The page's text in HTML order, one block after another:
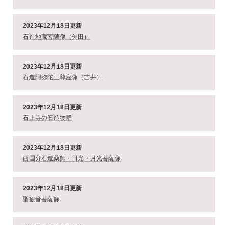
2023年12月18日更新
石造地蔵菩薩像（矢田）
2023年12月18日更新
石造阿弥陀三尊座像（吉井）
2023年12月18日更新
石上寺の石造物群
2023年12月18日更新
西国分石造薬師・日光・月光菩薩像
2023年12月18日更新
聖観音菩薩像